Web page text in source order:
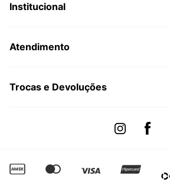
Institucional
Políticas de Privacidade
Formas de Entrega
Regulamento de Promoções
Canal de Denúncias | Ética
Atendimento
Fale conosco pelo WhatsApp
Trocas e Devoluções